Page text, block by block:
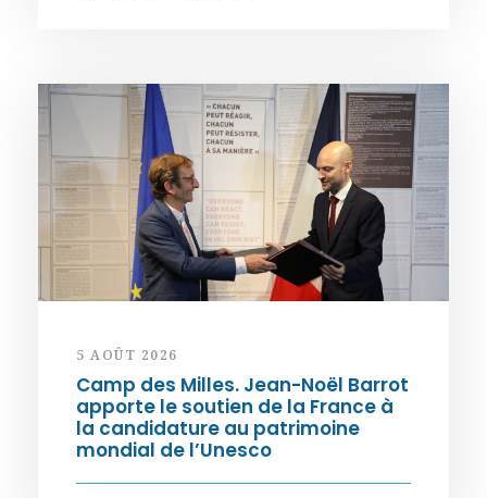
5 AOÛT 2026
Camp des Milles. Jean-Noël Barrot
apporte le soutien de la France à
la candidature au patrimoine
mondial de l’Unesco